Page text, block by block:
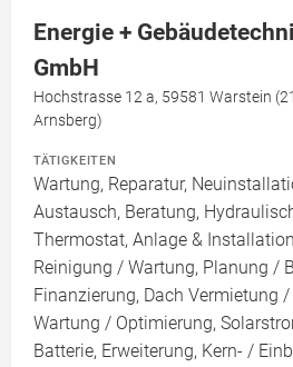
Energie +
GmbH
Hochstrasse 12 a, 59581 Warstein
Arnsberg)
TÄTIGKEITEN
Wartung, Reparatur,
Austausch, Beratung,
Thermostat, Anlage &
Reinigung / Wartung, Planung /
Finanzierung, Dach Vermietung
Wartung / Optimierung,
Batterie, Erweiterung, Kern- /